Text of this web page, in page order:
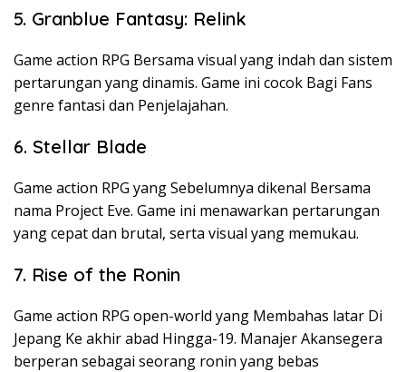
5. Granblue Fantasy: Relink
Game action RPG Bersama visual yang indah dan sistem
pertarungan yang dinamis. Game ini cocok Bagi Fans
genre fantasi dan Penjelajahan.
6. Stellar Blade
Game action RPG yang Sebelumnya dikenal Bersama
nama Project Eve. Game ini menawarkan pertarungan
yang cepat dan brutal, serta visual yang memukau.
7. Rise of the Ronin
Game action RPG open-world yang Membahas latar Di
Jepang Ke akhir abad Hingga-19. Manajer Akansegera
berperan sebagai seorang ronin yang bebas